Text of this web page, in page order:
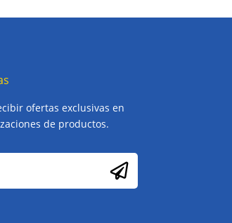
ofertas exclusivas en
de productos.